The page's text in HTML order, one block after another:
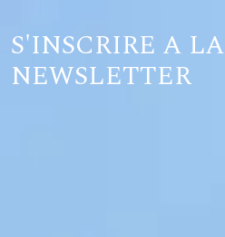
S'INSCRIRE A LA
NEWSLETTER